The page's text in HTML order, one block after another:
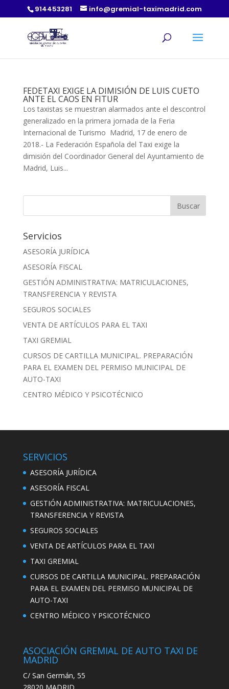
914453281 info@gremial-taximadrid.com
FEDETAXI EXIGE LA DIMISIÓN DE LUIS CUETO
ANTE EL CAOS EN FITUR
Los taxistas se muestran alarmados ante el descontrol
generalizado en la primera jornada de la Feria
Internacional de Turismo Madrid, 17 de enero de
2018.- La Federación Española del Taxi exige la
dimisión del Coordinador General del Ayuntamiento de
Madrid, Luis...
Servicios
ASESORÍA JURÍDICA
ASESORÍA FISCAL
GESTIÓN ADMINISTRATIVA: MATRICULACIONES,
TRANSFERENCIA Y REVISTA
SEGUROS SOCIALES
VENTA DE ARTÍCULOS PARA EL TAXI
TAXI GREMIAL
CURSOS DE CARTILLA MUNICIPAL. PREPARACIÓN
PARA EL EXAMEN DEL PERMISO MUNICIPAL DE
AUTO-TAXI
CENTRO MÉDICO Y PSICOTÉCNICO
SERVICIOS
ASESORÍA JURÍDICA
ASESORÍA FISCAL
GESTIÓN ADMINISTRATIVA: MATRICULACIONES,
TRANSFERENCIA Y REVISTA
SEGUROS SOCIALES
VENTA DE ARTÍCULOS PARA EL TAXI
TAXI GREMIAL
CURSOS DE CARTILLA MUNICIPAL. PREPARACIÓN
PARA EL EXAMEN DEL PERMISO MUNICIPAL DE
AUTO-TAXI
CENTRO MÉDICO Y PSICOTÉCNICO
ASOCIACIÓN GREMIAL DE AUTO TAXI DE
MADRID
C/ San Germán, 55